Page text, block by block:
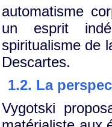
automatisme
un esprit
spiritualisme de
Descartes.
1.2. La
Vygotski